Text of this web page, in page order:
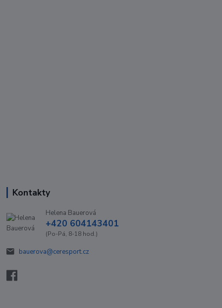
Kontakty
Helena Bauerová
+420 604143401
(Po-Pá, 8-18 hod.)
bauerova@ceresport.cz